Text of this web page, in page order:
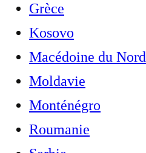
Grèce
Kosovo
Macédoine du Nord
Moldavie
Monténégro
Roumanie